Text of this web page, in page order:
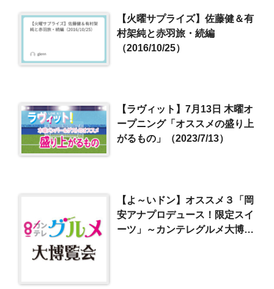
【火曜サプライズ】佐藤健＆有
村架純と赤羽旅・続編
（2016/10/25）
【ラヴィット】7月13日 木曜オ
ープニング「オススメの盛り上
がるもの」（2023/7/13）
【よ～いドン】オススメ３「岡
安アナプロデュース！限定スイ
ーツ」～カンテレグルメ大博覧